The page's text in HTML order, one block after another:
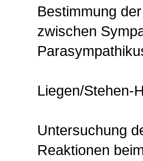
Bestimmung
zwischen
Liegen/Stehen-
Untersuchung
Reaktionen